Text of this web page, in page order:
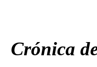
Crónica